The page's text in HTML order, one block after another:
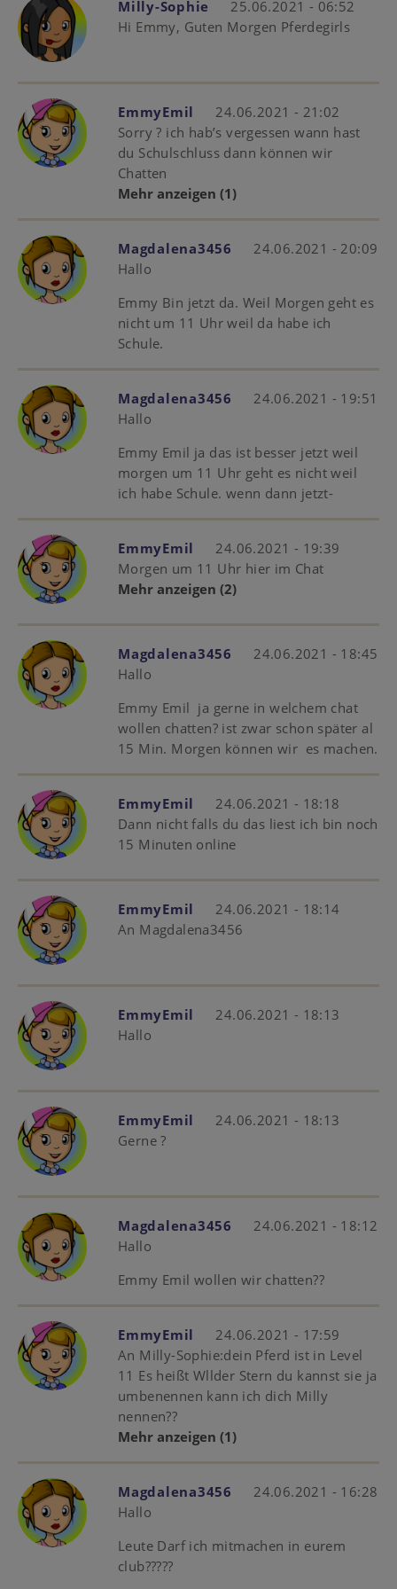
Milly-Sophie
25.06.2021 - 06:52
Hi Emmy, Guten Morgen Pferdegirls
EmmyEmil
24.06.2021 - 21:02
Sorry ? ich hab’s vergessen wann hast
du Schulschluss dann können wir
Chatten
Mehr anzeigen (1)
Magdalena3456
24.06.2021 - 20:09
Hallo
Emmy Bin jetzt da. Weil Morgen geht es
nicht um 11 Uhr weil da habe ich
Schule.
Magdalena3456
24.06.2021 - 19:51
Hallo
Emmy Emil ja das ist besser jetzt weil
morgen um 11 Uhr geht es nicht weil
ich habe Schule. wenn dann jetzt-
EmmyEmil
24.06.2021 - 19:39
Morgen um 11 Uhr hier im Chat
Mehr anzeigen (2)
Magdalena3456
24.06.2021 - 18:45
Hallo
Emmy Emil ja gerne in welchem chat
wollen chatten? ist zwar schon später al
15 Min. Morgen können wir es machen.
EmmyEmil
24.06.2021 - 18:18
Dann nicht falls du das liest ich bin noch
15 Minuten online
EmmyEmil
24.06.2021 - 18:14
An Magdalena3456
EmmyEmil
24.06.2021 - 18:13
Hallo
EmmyEmil
24.06.2021 - 18:13
Gerne ?
Magdalena3456
24.06.2021 - 18:12
Hallo
Emmy Emil wollen wir chatten??
EmmyEmil
24.06.2021 - 17:59
An Milly-Sophie:dein Pferd ist in Level
11 Es heißt Wllder Stern du kannst sie ja
umbenennen kann ich dich Milly
nennen??
Mehr anzeigen (1)
Magdalena3456
24.06.2021 - 16:28
Hallo
Leute Darf ich mitmachen in eurem
club?????